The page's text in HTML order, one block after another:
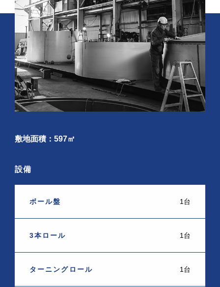
敷地面積：597㎡
設備
ボール盤 1台
3本ロール 1台
ターニングロール 1台